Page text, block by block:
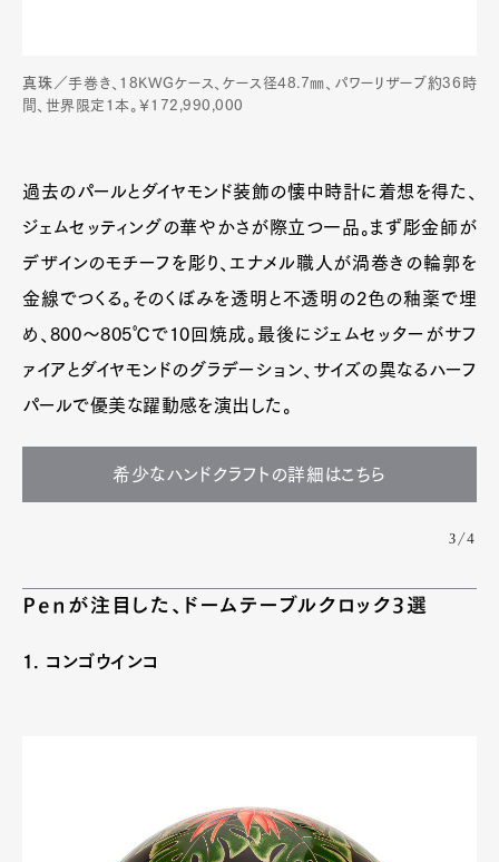
真珠 ／手巻き、18KWGケース、ケース径48.7㎜、パワーリザーブ約36時
間、世界限定1本。￥172,990,000
過去のパールとダイヤモンド装飾の懐中時計に着想を得た、
ジェムセッティングの華やかさが際立つ一品。まず彫金師が
デザインのモチーフを彫り、エナメル職人が渦巻きの輪郭を
金線でつくる。そのくぼみを透明と不透明の2色の釉薬で埋
め、800〜805℃で10回焼成。最後にジェムセッターがサフ
ァイアとダイヤモンドのグラデーション、サイズの異なるハーフ
パールで優美な躍動感を演出した。
希少なハンドクラフトの詳細はこちら
3/4
Penが注目した、ドームテーブルクロック3選
1. コンゴウインコ